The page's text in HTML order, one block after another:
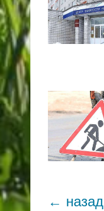
← назад